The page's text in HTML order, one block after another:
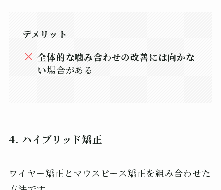
デメリット
全体的な噛み合わせの改善には向かな
い場合がある
4. ハイブリッド矯正
ワイヤー矯正とマウスピース矯正を組み合わせた